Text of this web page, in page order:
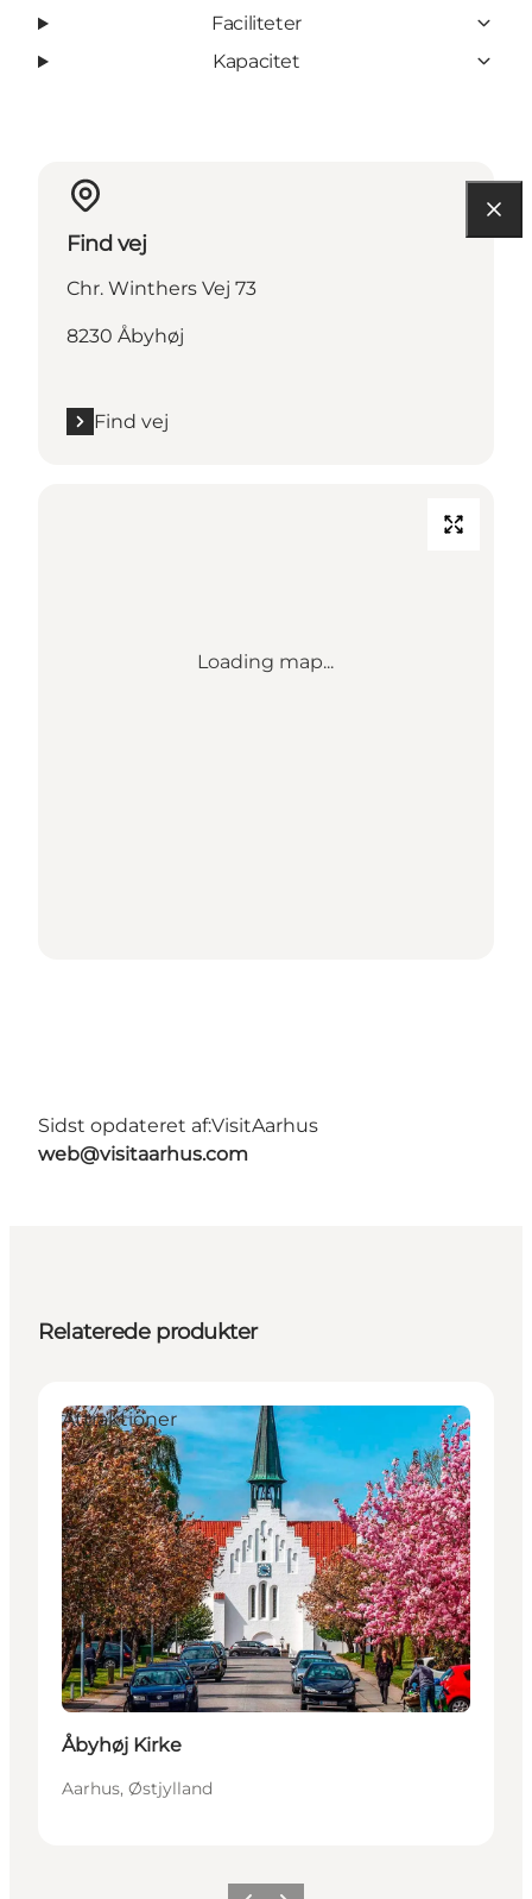
Faciliteter
Kapacitet
Find vej
Chr. Winthers Vej 73
8230 Åbyhøj
Find vej
Loading map...
Sidst opdateret af:VisitAarhus
web@visitaarhus.com
Relaterede produkter
Attraktioner
Åbyhøj Kirke
Aarhus, Østjylland